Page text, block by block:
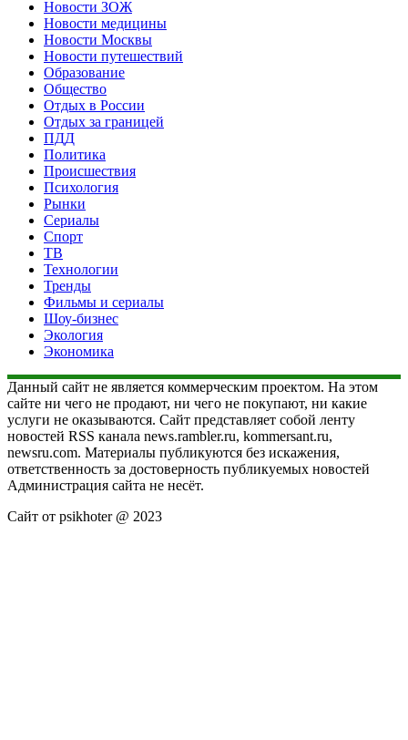
Новости ЗОЖ
Новости медицины
Новости Москвы
Новости путешествий
Образование
Общество
Отдых в России
Отдых за границей
ПДД
Политика
Происшествия
Психология
Рынки
Сериалы
Спорт
ТВ
Технологии
Тренды
Фильмы и сериалы
Шоу-бизнес
Экология
Экономика
Данный сайт не является коммерческим проектом. На этом
сайте ни чего не продают, ни чего не покупают, ни какие
услуги не оказываются. Сайт представляет собой ленту
новостей RSS канала news.rambler.ru, kommersant.ru,
newsru.com. Материалы публикуются без искажения,
ответственность за достоверность публикуемых новостей
Администрация сайта не несёт.
Сайт от psikhoter @ 2023